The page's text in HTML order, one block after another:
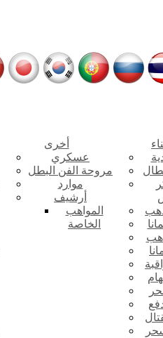
أخرى
عسكري
مروحة الفن البطل
موارد
أرشيف
المواهب
الخاصة